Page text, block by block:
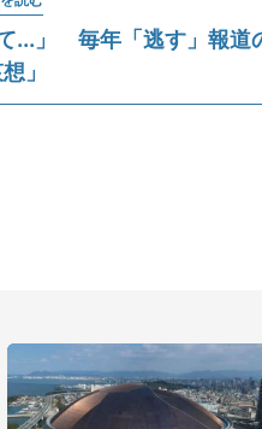
...」 毎年「逃す」報道
」